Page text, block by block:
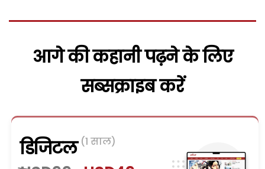
आगे की कहानी पढ़ने के लिए
सब्सक्राइब करें
डिजिटल (1 साल)